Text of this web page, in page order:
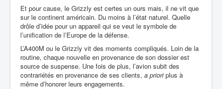
Et pour cause, le Grizzly est certes un ours mais, il ne vit que
sur le continent américain. Du moins à l’état naturel. Quelle
drôle d’idée pour un appareil qui se veut le symbole de
l’unification de l’Europe de la défense.
L’A400M ou le Grizzly vit des moments compliqués. Loin de la
routine, chaque nouvelle en provenance de son dossier est
source de suspense. Une fois de plus, l’avion subit des
contrariétés en provenance de ses clients, a prioriplus à
même d’honorer leurs engagements.